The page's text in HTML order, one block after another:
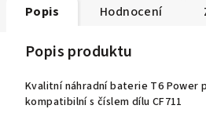
Popis Hodnocení
Popis produktu
Kvalitní náhradní baterie T6 Power
kompatibilní s číslem dílu CF711